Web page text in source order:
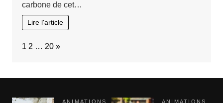
carbone de cet…
Lire l'article
Page:
1 2 … 20 Next
»
ANIMATIONS
ANIMATIONS